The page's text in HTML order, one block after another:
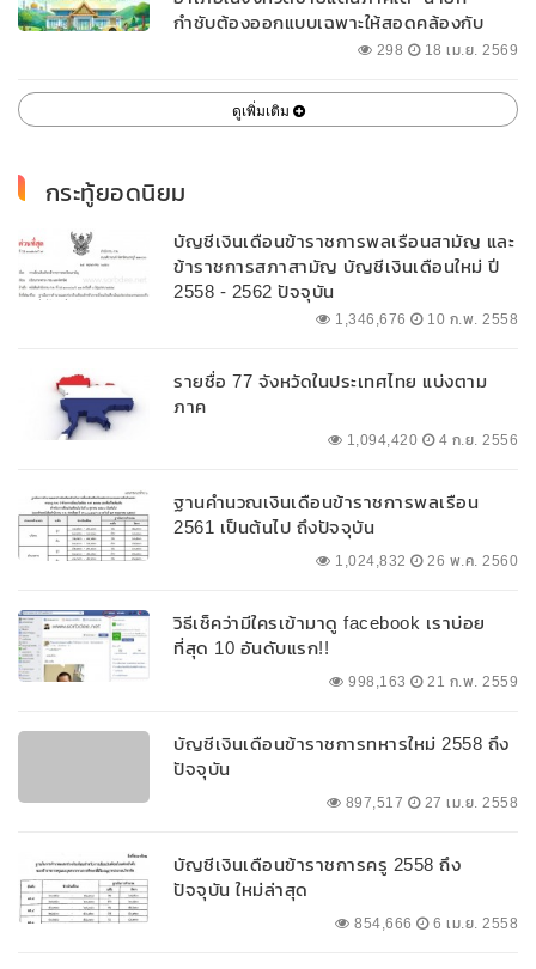
กำชับต้องออกแบบเฉพาะให้สอดคล้องกับ
298 18 เม.ย. 2569
ดูเพิ่มเติม
กระทู้ยอดนิยม
บัญชีเงินเดือนข้าราชการพลเรือนสามัญ และ
ข้าราชการสภาสามัญ บัญชีเงินเดือนใหม่ ปี
2558 - 2562 ปัจจุบัน
1,346,676 10 ก.พ. 2558
รายชื่อ 77 จังหวัดในประเทศไทย แบ่งตาม
ภาค
1,094,420 4 ก.ย. 2556
ฐานคำนวณเงินเดือนข้าราชการพลเรือน
2561 เป็นต้นไป ถึงปัจจุบัน
1,024,832 26 พ.ค. 2560
วิธีเช็คว่ามีใครเข้ามาดู facebook เราบ่อย
ที่สุด 10 อันดับแรก!!
998,163 21 ก.พ. 2559
บัญชีเงินเดือนข้าราชการทหารใหม่ 2558 ถึง
ปัจจุบัน
897,517 27 เม.ย. 2558
บัญชีเงินเดือนข้าราชการครู 2558 ถึง
ปัจจุบัน ใหม่ล่าสุด
854,666 6 เม.ย. 2558